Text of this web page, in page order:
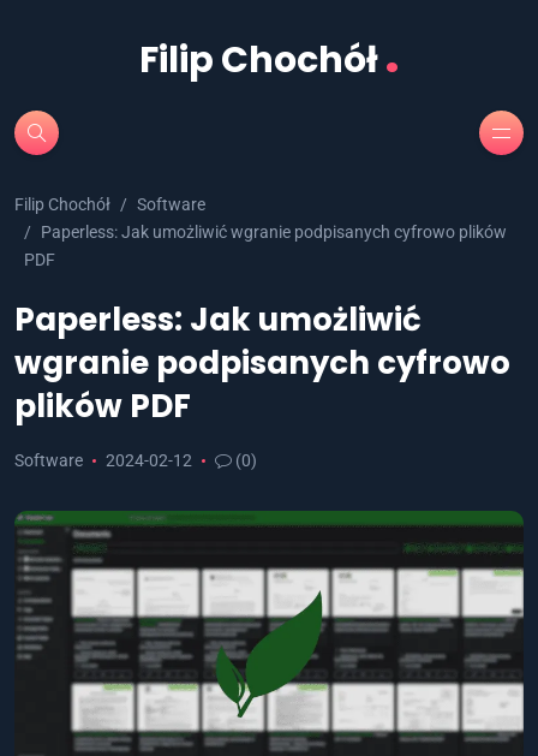
Filip Chochół.
Filip Chochół
Software
Paperless: Jak umożliwić wgranie podpisanych cyfrowo plików
PDF
Paperless: Jak umożliwić
wgranie podpisanych cyfrowo
plików PDF
Software 2024-02-12 (0)